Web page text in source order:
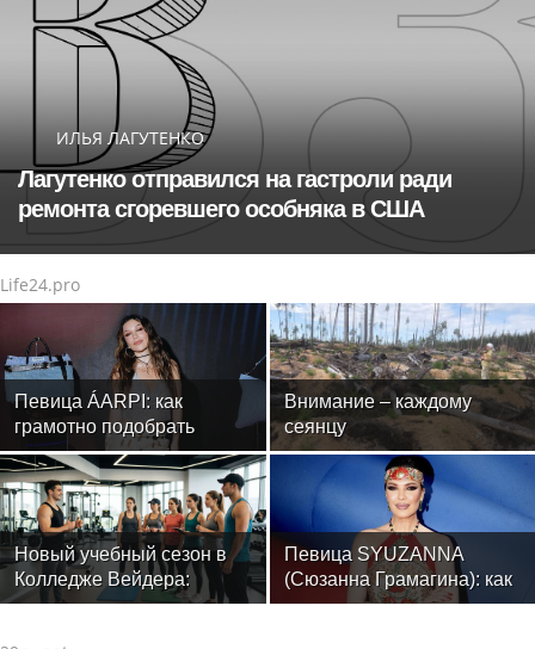
ИЛЬЯ ЛАГУТЕНКО
Лагутенко отправился на гастроли ради
ремонта сгоревшего особняка в США
Life24.pro
Певица ÁARPI: как
грамотно подобрать
гардероб для
выступлений
Внимание – каждому
сеянцу
Новый учебный сезон в
Колледже Вейдера:
стартовали очные
Певица SYUZANNA
(Сюзанна Грамагина): как
перестать волноваться и